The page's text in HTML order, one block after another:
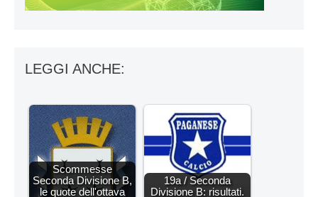
LEGGI ANCHE:
Scommesse
Seconda Divisione B,
le quote dell'ottava
19a / Seconda
Divisione B: risultati.